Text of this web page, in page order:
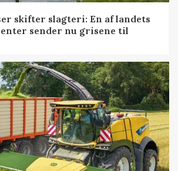
skifter slagteri: En af landets
sender nu grisene til